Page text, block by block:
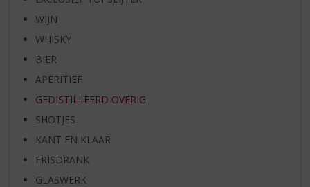
WIJN
WHISKY
BIER
APERITIEF
GEDISTILLEERD OVERIG
SHOTJES
KANT EN KLAAR
FRISDRANK
GLASWERK